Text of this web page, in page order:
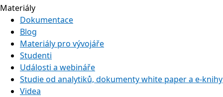
Materiály
Dokumentace
Blog
Materiály pro vývojáře
Studenti
Události a webináře
Studie od analytiků, dokumenty white paper a e-knihy
Videa